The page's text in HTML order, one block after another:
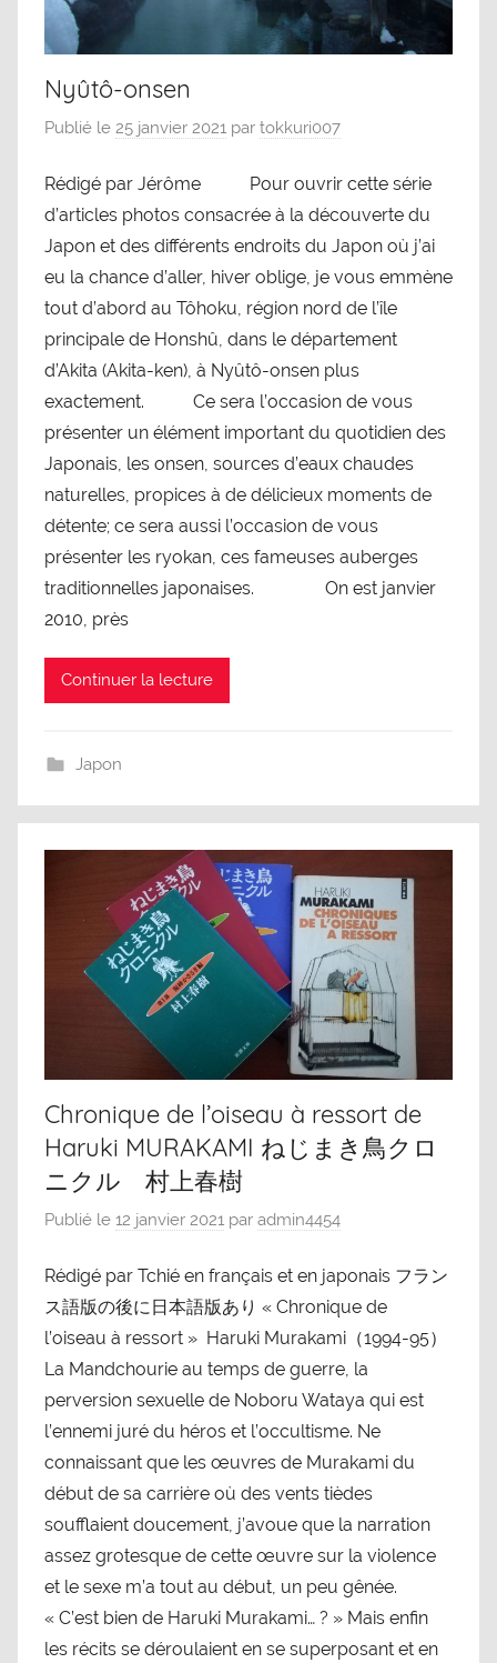
Nyûtô-onsen
Publié le 25 janvier 2021 par tokkuri007
Rédigé par Jérôme Pour ouvrir cette série
d’articles photos consacrée à la découverte du
Japon et des différents endroits du Japon où j’ai
eu la chance d’aller, hiver oblige, je vous emmène
tout d’abord au Tôhoku, région nord de l’île
principale de Honshû, dans le département
d’Akita (Akita-ken), à Nyûtô-onsen plus
exactement. Ce sera l’occasion de vous
présenter un élément important du quotidien des
Japonais, les onsen, sources d’eaux chaudes
naturelles, propices à de délicieux moments de
détente; ce sera aussi l’occasion de vous
présenter les ryokan, ces fameuses auberges
traditionnelles japonaises. On est janvier
2010, près
Continuer la lecture
Japon
Chronique de l’oiseau à ressort de
Haruki MURAKAMI ねじまき鳥クロ
ニクル 村上春樹
Publié le 12 janvier 2021 par admin4454
Rédigé par Tchié en français et en japonais フラン
ス語版の後に日本語版あり « Chronique de
l’oiseau à ressort » Haruki Murakami（1994-95）
La Mandchourie au temps de guerre, la
perversion sexuelle de Noboru Wataya qui est
l’ennemi juré du héros et l’occultisme. Ne
connaissant que les œuvres de Murakami du
début de sa carrière où des vents tièdes
soufflaient doucement, j’avoue que la narration
assez grotesque de cette œuvre sur la violence
et le sexe m’a tout au début, un peu gênée.
« C’est bien de Haruki Murakami… ? » Mais enfin
les récits se déroulaient en se superposant et en